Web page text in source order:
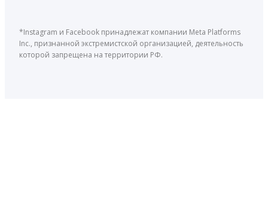
*Instagram и Facebook принадлежат компании Meta Platforms
Inc., признанной экстремистской организацией, деятельность
которой запрещена на территории РФ.